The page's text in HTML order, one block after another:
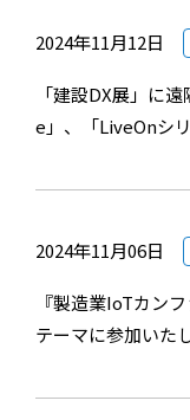
2024年11月12日
「建設DX展」に
e」、「LiveOnシ
2024年11月06日
『製造業IoTカン
テーマに参加いた